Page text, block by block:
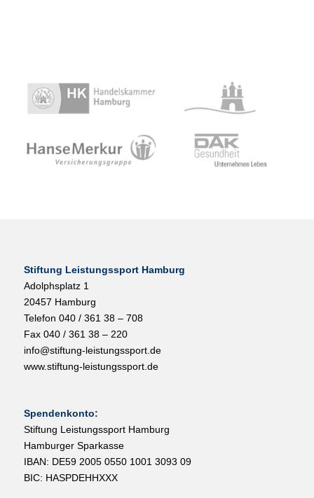
Stiftung Leistungssport Hamburg
Adolphsplatz 1
20457 Hamburg
Telefon 040 / 361 38 – 708
Fax 040 / 361 38 – 220
info@stiftung-leistungssport.de
www.stiftung-leistungssport.de
Spendenkonto:
Stiftung Leistungssport Hamburg
Hamburger Sparkasse
IBAN: DE59 2005 0550 1001 3093 09
BIC: HASPDEHHXXX